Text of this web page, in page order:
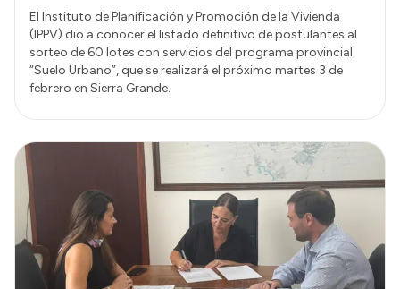
El Instituto de Planificación y Promoción de la Vivienda
(IPPV) dio a conocer el listado definitivo de postulantes al
sorteo de 60 lotes con servicios del programa provincial
“Suelo Urbano”, que se realizará el próximo martes 3 de
febrero en Sierra Grande.